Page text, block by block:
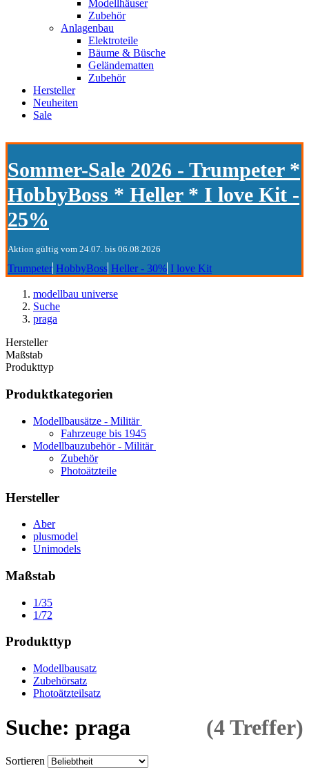
Modellhäuser
Zubehör
Anlagenbau
Elektroteile
Bäume & Büsche
Geländematten
Zubehör
Hersteller
Neuheiten
Sale
Sommer-Sale 2026 - Trumpeter *
HobbyBoss * Heller * I love Kit -
25%
Aktion gültig vom 24.07. bis 06.08.2026
Trumpeter HobbyBoss Heller - 30% I love Kit
modellbau universe
Suche
praga
Hersteller
Maßstab
Produkttyp
Produktkategorien
Modellbausätze - Militär
Fahrzeuge bis 1945
Modellbauzubehör - Militär
Zubehör
Photoätzteile
Hersteller
Aber
plusmodel
Unimodels
Maßstab
1/35
1/72
Produkttyp
Modellbausatz
Zubehörsatz
Photoätzteilsatz
Suche: praga (4 Treffer)
Sortieren